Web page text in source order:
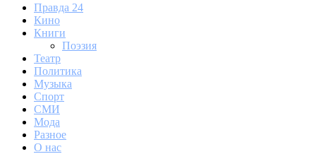
Правда 24
Кино
Книги
Поэзия
Театр
Политика
Музыка
Спорт
СМИ
Мода
Разное
О нас